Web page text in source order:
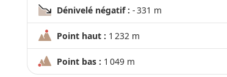
Dénivelé négatif : - 331 m
Point haut : 1 232 m
Point bas : 1 049 m